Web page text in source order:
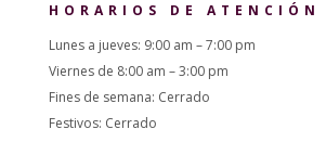
HORARIOS DE ATENCIÓN
Lunes a jueves: 9:00 am – 7:00 pm
Viernes de 8:00 am – 3:00 pm
Fines de semana: Cerrado
Festivos: Cerrado